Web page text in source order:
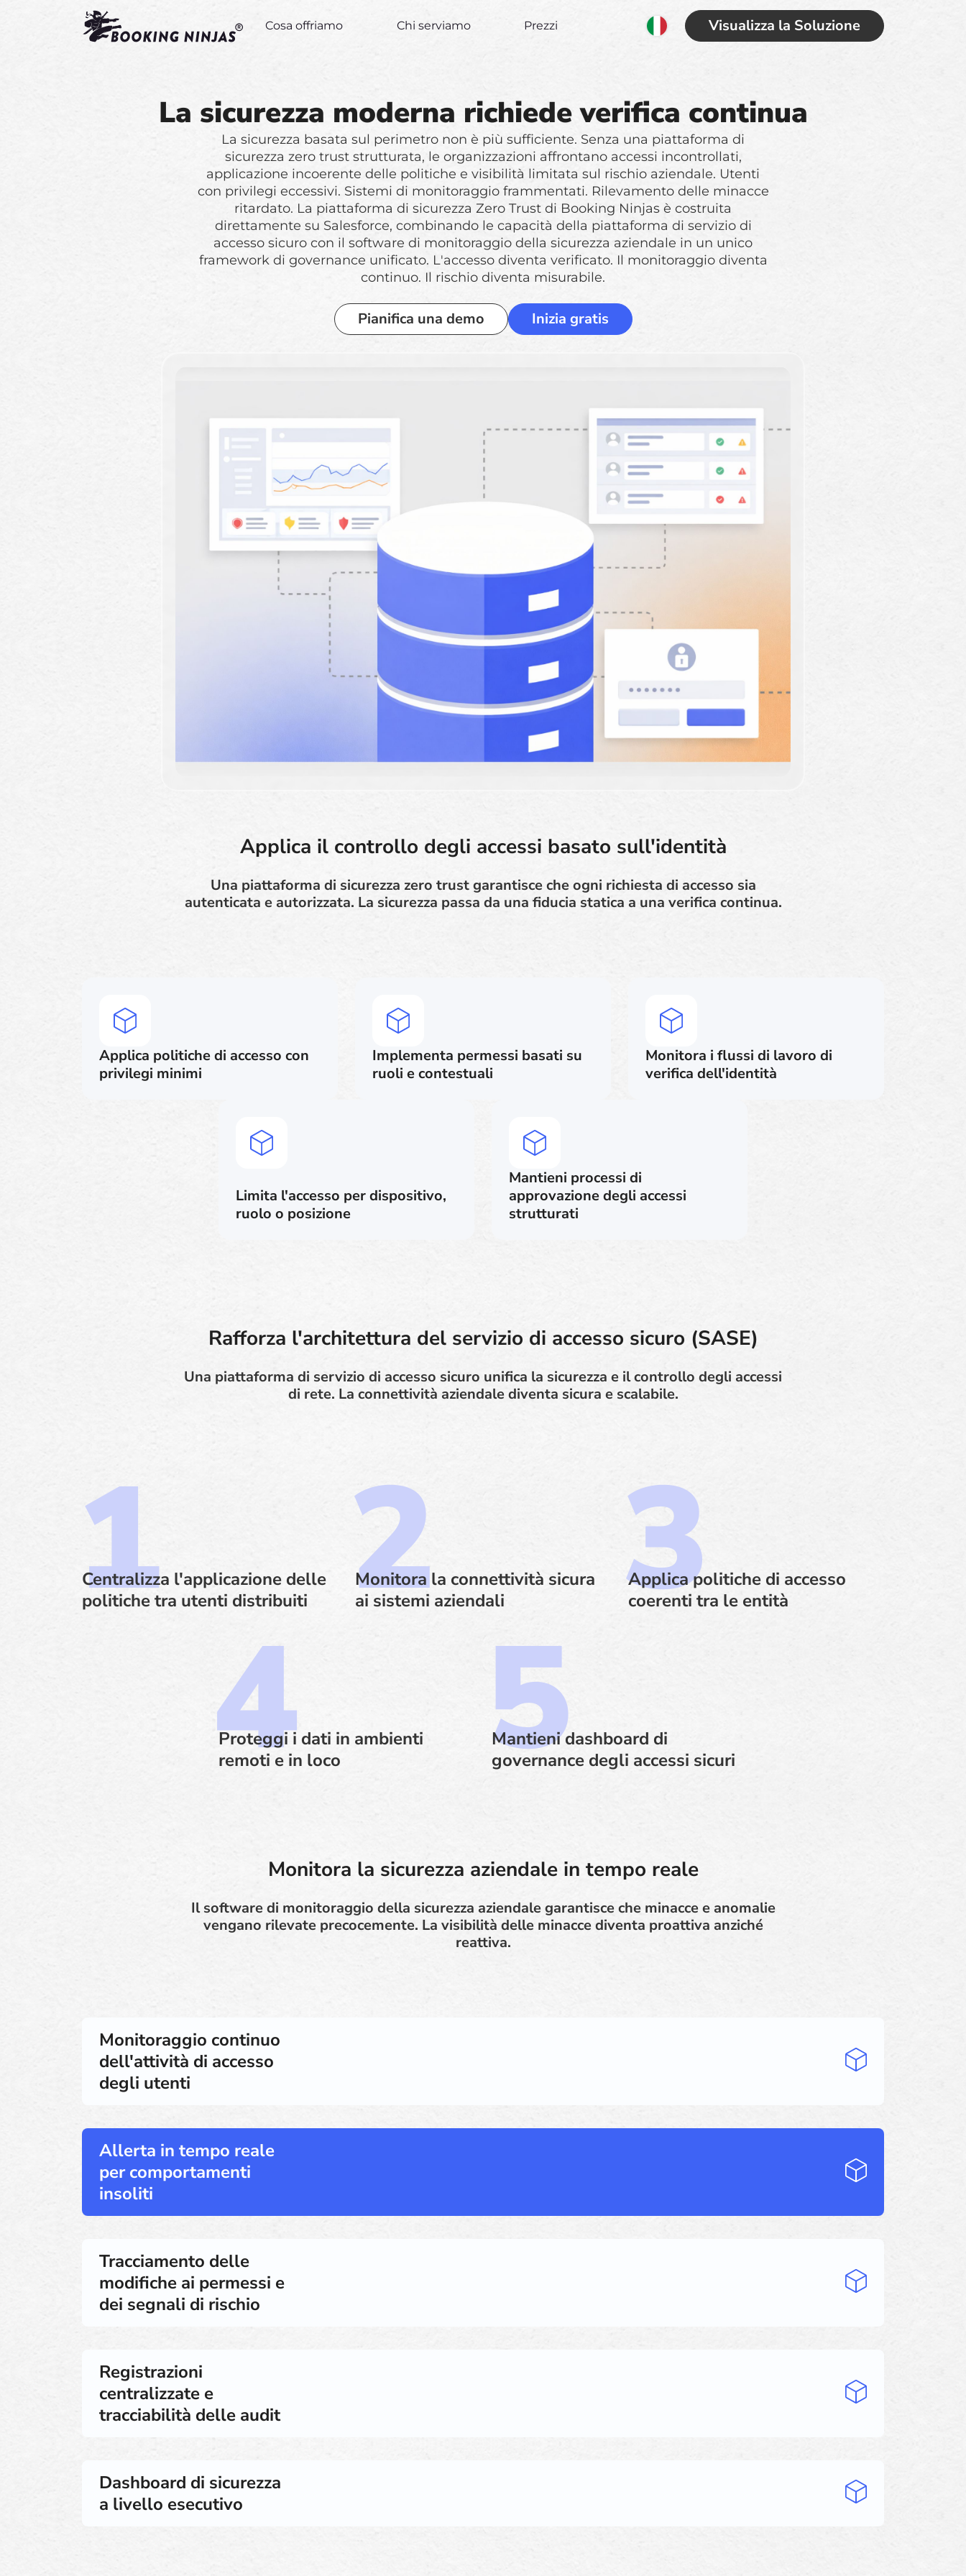
Visualizza la Soluzione
Cosa offriamo Chi serviamo Prezzi
La sicurezza moderna richiede verifica continua
La sicurezza basata sul perimetro non è più sufficiente. Senza una piattaforma di
sicurezza zero trust strutturata, le organizzazioni affrontano accessi incontrollati,
applicazione incoerente delle politiche e visibilità limitata sul rischio aziendale. Utenti
con privilegi eccessivi. Sistemi di monitoraggio frammentati. Rilevamento delle minacce
ritardato. La piattaforma di sicurezza Zero Trust di Booking Ninjas è costruita
direttamente su Salesforce, combinando le capacità della piattaforma di servizio di
accesso sicuro con il software di monitoraggio della sicurezza aziendale in un unico
framework di governance unificato. L'accesso diventa verificato. Il monitoraggio diventa
continuo. Il rischio diventa misurabile.
Pianifica una demo Inizia gratis
Applica il controllo degli accessi basato sull'identità
Una piattaforma di sicurezza zero trust garantisce che ogni richiesta di accesso sia
autenticata e autorizzata. La sicurezza passa da una fiducia statica a una verifica continua.
Applica politiche di accesso con
privilegi minimi
Implementa permessi basati su
ruoli e contestuali
Monitora i flussi di lavoro di
verifica dell'identità
Limita l'accesso per dispositivo,
ruolo o posizione
Mantieni processi di
approvazione degli accessi
strutturati
Rafforza l'architettura del servizio di accesso sicuro (SASE)
Una piattaforma di servizio di accesso sicuro unifica la sicurezza e il controllo degli accessi
di rete. La connettività aziendale diventa sicura e scalabile.
Centralizza l'applicazione delle
politiche tra utenti distribuiti
Monitora la connettività sicura
ai sistemi aziendali
Applica politiche di accesso
coerenti tra le entità
Proteggi i dati in ambienti
remoti e in loco
Mantieni dashboard di
governance degli accessi sicuri
Monitora la sicurezza aziendale in tempo reale
Il software di monitoraggio della sicurezza aziendale garantisce che minacce e anomalie
vengano rilevate precocemente. La visibilità delle minacce diventa proattiva anziché
reattiva.
Monitoraggio continuo
dell'attività di accesso
degli utenti
Allerta in tempo reale
per comportamenti
insoliti
Tracciamento delle
modifiche ai permessi e
dei segnali di rischio
Registrazioni
centralizzate e
tracciabilità delle audit
Dashboard di sicurezza
a livello esecutivo